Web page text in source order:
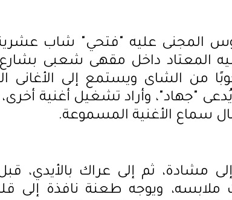
المجنى عليه "فتحي" شاب
المعتاد داخل مقهى شعبى
من الشاى ويستمع إلى الأغانى
"جهاد"، وأراد تشغيل أغنية
سماع الأغنية المسموعة.
مشادة، ثم إلى عراك بالأيدي،
ويوجه طعنة نافذة إلى